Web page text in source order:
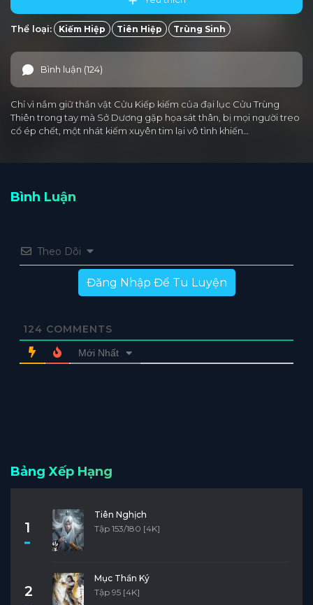
Thể loại: Kiếm Hiệp Tiên Hiệp Trùng Sinh
Bình luận (124)
Chỉ vì nắm giữ thần vật Cửu Kiếp kiếm của đại lục Cửu Trùng
Thiên trong tay mà Sở Dương gặp họa sát thân, bị mọi người treo
cổ ép chết, một nhát kiếm xuyên tim lại vô tình khiến…
Bình Luận
Theo Dõi
Đăng Nhập Để Tu Luyện
124 COMMENTS
Mới Nhất
Bảng Xếp Hạng
1
Tiên Nghịch
Tập 153/180 [4K]
2
Mục Thần Ký
Tập 95 [4K]